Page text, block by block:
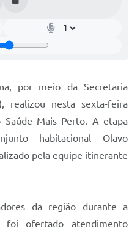
por meio da Secretaria
realizou nesta sexta-feira
Mais Perto. A etapa
habitacional Olavo
pela equipe itinerante
da região durante a
foi ofertado atendimento